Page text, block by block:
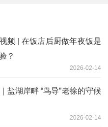
频 | 在饭店后厨做年夜饭是
？
2026-02-14
盐湖岸畔 “鸟导”老徐的守候
2026-02-14